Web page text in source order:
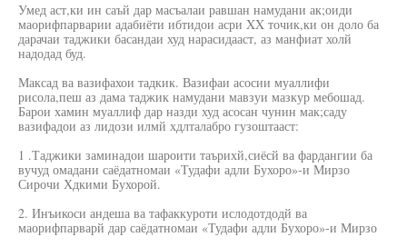
Умед аст,ки ин саъй дар масъалаи равшан намудани ак;оиди
маорифпарварии адабиёти ибтидои асри XX точик,ки он доло ба
дарачаи таджики басандаи худ нарасидааст, аз манфиат холй
надодад буд.
Максад ва вазифахои тадкик. Вазифаи асосии муаллифи
рисола,пеш аз дама таджик намудани мавзуи мазкур мебошад.
Барои хамин муаллиф дар назди худ асосан чунин мак;саду
вазифадои аз лидози илмй хдлталабро гузоштааст:
1 .Таджики заминадои шароити таърихй,сиёсй ва фардангии ба
вучуд омадани саёдатномаи «Тудафи адли Бухоро»-и Мирзо
Сирочи Хдкими Бухорой.
2. Инъикоси андеша ва тафаккуроти ислодотдодй ва
маорифпарварй дар саёдатномаи «Тудафи адли Бухоро»-и Мирзо